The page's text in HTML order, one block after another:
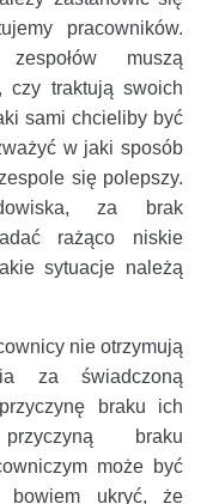
pracowników.
muszą
czy traktują swoich
sami chcieliby być
w jaki sposób
się polepszy.
za brak
rażąco niskie
sytuacje należą
nie otrzymują
za świadczoną
braku ich
braku
może być
ukryć, że